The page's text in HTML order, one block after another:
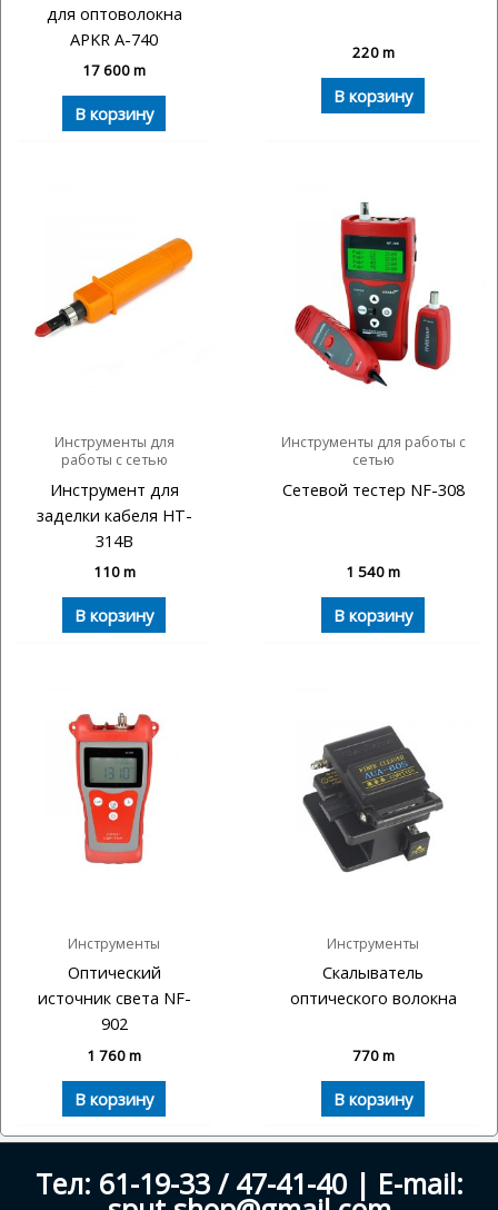
для оптоволокна
APKR A-740
17 600m
В корзину
220m
В корзину
Инструменты для
работы с сетью
Инструмент для
заделки кабеля HT-
314B
110m
В корзину
Инструменты для работы с
сетью
Сетевой тестер NF-308
1 540m
В корзину
Инструменты
Оптический
источник света NF-
902
1 760m
В корзину
Инструменты
Скалыватель
оптического волокна
770m
В корзину
Тел: 61-19-33 / 47-41-40 | E-mail: